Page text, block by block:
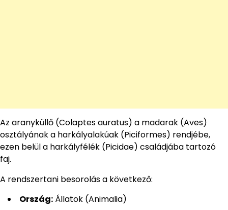
Az aranyküllő (Colaptes auratus) a madarak (Aves)
osztályának a harkályalakúak (Piciformes) rendjébe,
ezen belül a harkályfélék (Picidae) családjába tartozó
faj.
A rendszertani besorolás a következő:
Ország: Állatok (Animalia)